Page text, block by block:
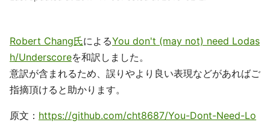
Robert Chang氏によるYou don't (may not) need Lodas
h/Underscoreを和訳しました。
意訳が含まれるため、誤りやより良い表現などがあればご
指摘頂けると助かります。
原文： https://github.com/cht8687/You-Dont-Need-Lo